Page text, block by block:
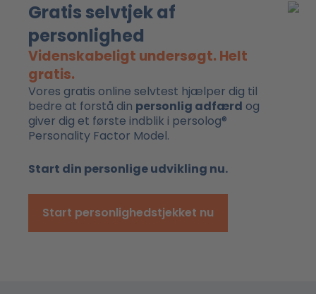
Gratis selvtjek af
personlighed
Videnskabeligt undersøgt. Helt
gratis.
Vores gratis online selvtest hjælper dig til
bedre at forstå din personlig adfærd og
giver dig et første indblik i persolog®
Personality Factor Model.
Start din personlige udvikling nu.
Start personlighedstjekket nu